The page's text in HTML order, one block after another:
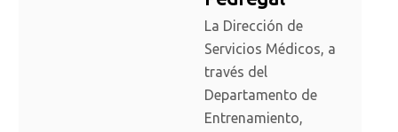
La Dirección de
Servicios Médicos, a
través del
Departamento de
Entrenamiento,